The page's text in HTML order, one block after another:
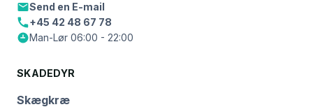
Send en E-mail
+45 42 48 67 78
Man-Lør 06:00 - 22:00
SKADEDYR
Skægkræ